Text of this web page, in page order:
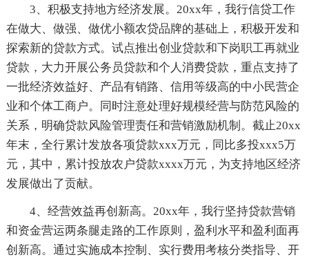
3、积极支持地方经济发展。20xx年，我行信贷工作
在做大、做强、做优小额农贷品牌的基础上，积极开发和
探索新的贷款方式。试点推出创业贷款和下岗职工再就业
贷款，大力开展公务员贷款和个人消费贷款，重点支持了
一批经济效益好、产品有销路、信用等级高的中小民营企
业和个体工商户。同时注意处理好规模经营与防范风险的
关系，明确贷款风险管理责任和营销激励机制。截止20xx
年末，全行累计发放各项贷款xxx万元，同比多投xxx5万
元，其中，累计投放农户贷款xxxx万元，为支持地区经济
发展做出了贡献。
4、经营效益再创新高。20xx年，我行坚持贷款营销
和资金营运两条腿走路的工作原则，盈利水平和盈利面再
创新高。通过实施成本控制、实行费用考核分类指导、开